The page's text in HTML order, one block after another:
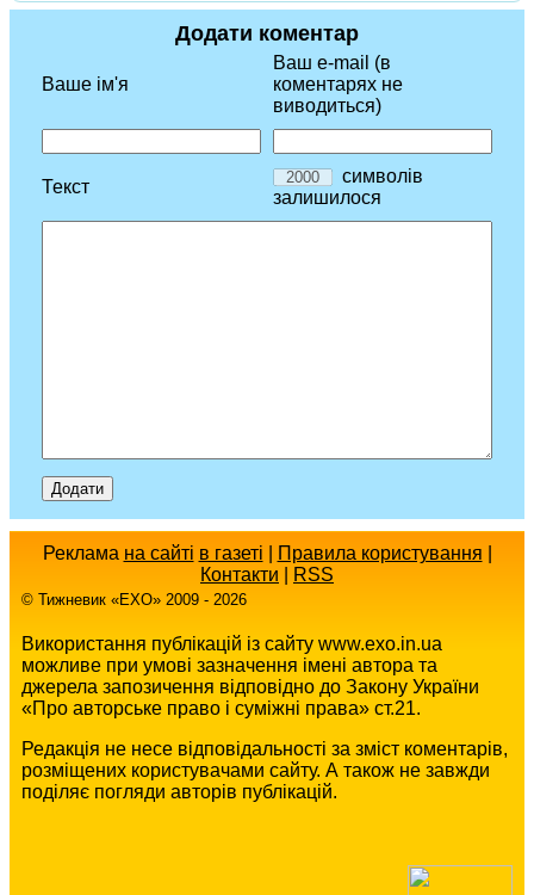
Додати коментар
Ваше ім'я
Ваш e-mail (в
коментарях не
виводиться)
Текст
символів
залишилося
Реклама на сайті в газеті Правила користування
Контакти
RSS
© Тижневик «EХO» 2009 - 2026
Використання публікацій із сайту www.exo.in.ua
можливе при умові зазначення імені автора та
джерела запозичення відповідно до Закону України
«Про авторське право і суміжні права» ст.21.
Редакція не несе відповідальності за зміст коментарів,
розміщених користувачами сайту. А також не завжди
поділяє погляди авторів публікацій.